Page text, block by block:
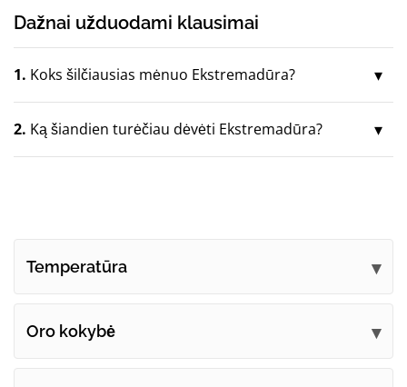
Dažnai užduodami klausimai
1. Koks šilčiausias mėnuo Ekstremadūra?
2. Ką šiandien turėčiau dėvėti Ekstremadūra?
Temperatūra
Oro kokybė